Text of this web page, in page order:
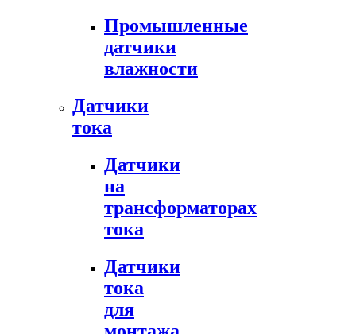
Промышленные
датчики
влажности
Датчики
тока
Датчики
на
трансформаторах
тока
Датчики
тока
для